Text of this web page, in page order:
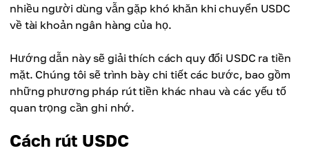
nhiều người dùng vẫn gặp khó khăn khi chuyển USDC
về tài khoản ngân hàng của họ.
Hướng dẫn này sẽ giải thích cách quy đổi USDC ra tiền
mặt. Chúng tôi sẽ trình bày chi tiết các bước, bao gồm
những phương pháp rút tiền khác nhau và các yếu tố
quan trọng cần ghi nhớ.
Cách rút USDC